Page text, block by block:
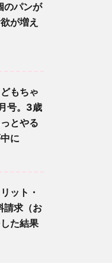
パンが
が増え
もちゃ
号。3歳
とやる
に
ット・
請求（お
た結果